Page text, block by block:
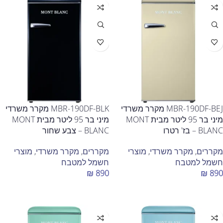
MBR-190DF-BEJ מקרר משרדי
מיני בר 95 ליטר מבית MONT
BLANC – בז' רטרו
מקררים, מקרר משרדי, מוצרי
חשמל למטבח
₪ 890
MBR-190DF-BLK מקרר משרדי
מיני בר 95 ליטר מבית MONT
BLANC – צבע שחור
מקררים, מקרר משרדי, מוצרי
חשמל למטבח
₪ 890